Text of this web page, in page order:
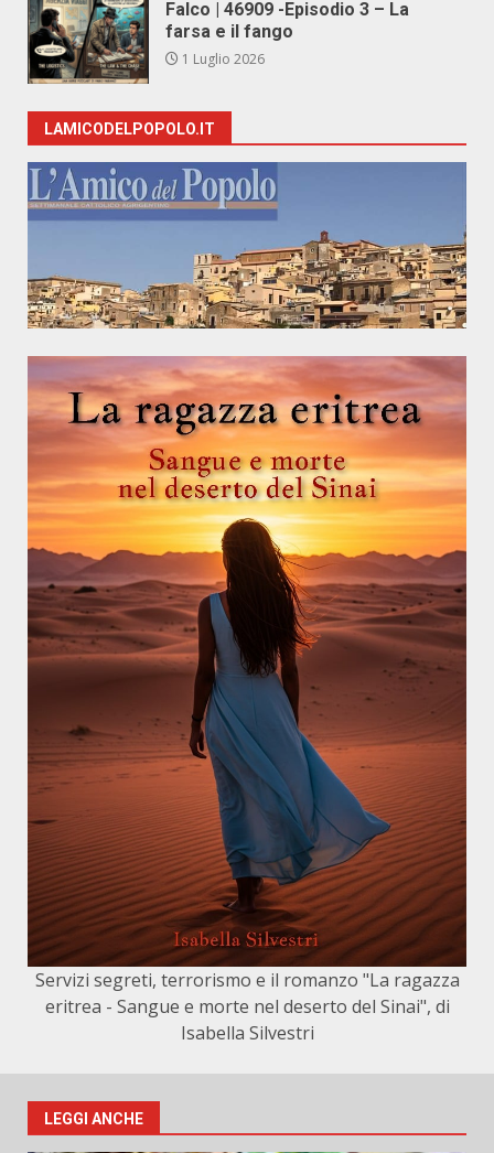
Falco | 46909 -Episodio 3 – La
farsa e il fango
1 Luglio 2026
LAMICODELPOPOLO.IT
Servizi segreti, terrorismo e il romanzo "La ragazza
eritrea - Sangue e morte nel deserto del Sinai", di
Isabella Silvestri
LEGGI ANCHE